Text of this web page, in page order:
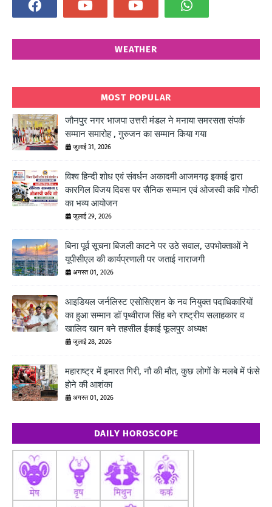
WEATHER
MOST POPULAR
जौनपुर नगर भाजपा उत्तरी मंडल ने मनाया समरसता संपर्क
सम्मान समारोह , गुरुजन का सम्मान किया गया
जुलाई 31, 2026
विश्व हिन्दी शोध एवं संवर्धन अकादमी आजमगढ़ इकाई द्वारा
कारगिल विजय दिवस पर सैनिक सम्मान एवं ओजस्वी कवि गोष्ठी
का भव्य आयोजन
जुलाई 29, 2026
बिना पूर्व सूचना बिजली काटने पर उठे सवाल, उपभोक्ताओं ने
यूपीसीएल की कार्यप्रणाली पर जताई नाराजगी
अगस्त 01, 2026
आइडियल जर्नलिस्ट एसोसिएशन के नव नियुक्त पदाधिकारियों
का हुआ सम्मान डॉ पृथ्वीराज सिंह बने राष्ट्रीय सलाहकार व
खालिद खान बने तहसील ईकाई फूलपुर अध्यक्ष
जुलाई 28, 2026
महाराष्ट्र में इमारत गिरी, नौ की मौत, कुछ लोगों के मलबे में फंसे
होने की आशंका
अगस्त 01, 2026
DAILY HOROSCOPE